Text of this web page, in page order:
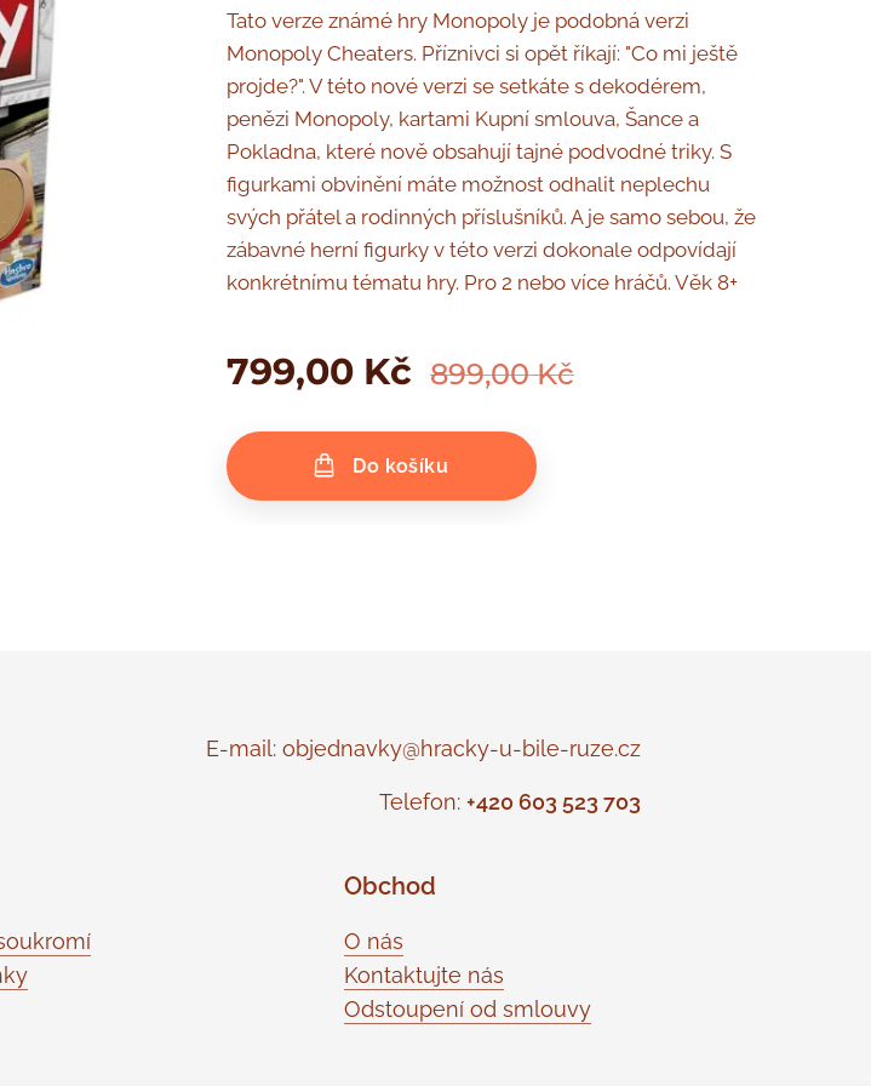
Tato verze známé hry Monopoly je podobná verzi
Monopoly Cheaters. Příznivci si opět říkají: "Co mi ještě
projde?". V této nové verzi se setkáte s dekodérem,
penězi Monopoly, kartami Kupní smlouva, Šance a
Pokladna, které nově obsahují tajné podvodné triky. S
figurkami obvinění máte možnost odhalit neplechu
svých přátel a rodinných příslušníků. A je samo sebou, že
zábavné herní figurky v této verzi dokonale odpovídají
konkrétnímu tématu hry. Pro 2 nebo více hráčů. Věk 8+
799,00 Kč 899,00Kč
Do košíku
E-mail: objednavky@hracky-u-bile-ruze.cz
Telefon: +420 603 523 703
Obchod
O nás
Kontaktujte nás
Odstoupení od smlouvy